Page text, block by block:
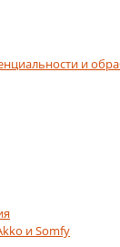
и
и Somfy